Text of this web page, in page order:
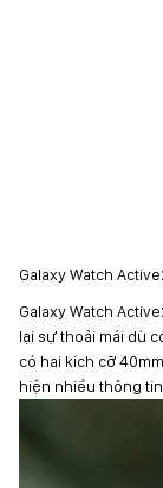
Galaxy Watch
Galaxy Watch
lại sự thoải mái dù
có hai kích cỡ
hiện nhiều thông